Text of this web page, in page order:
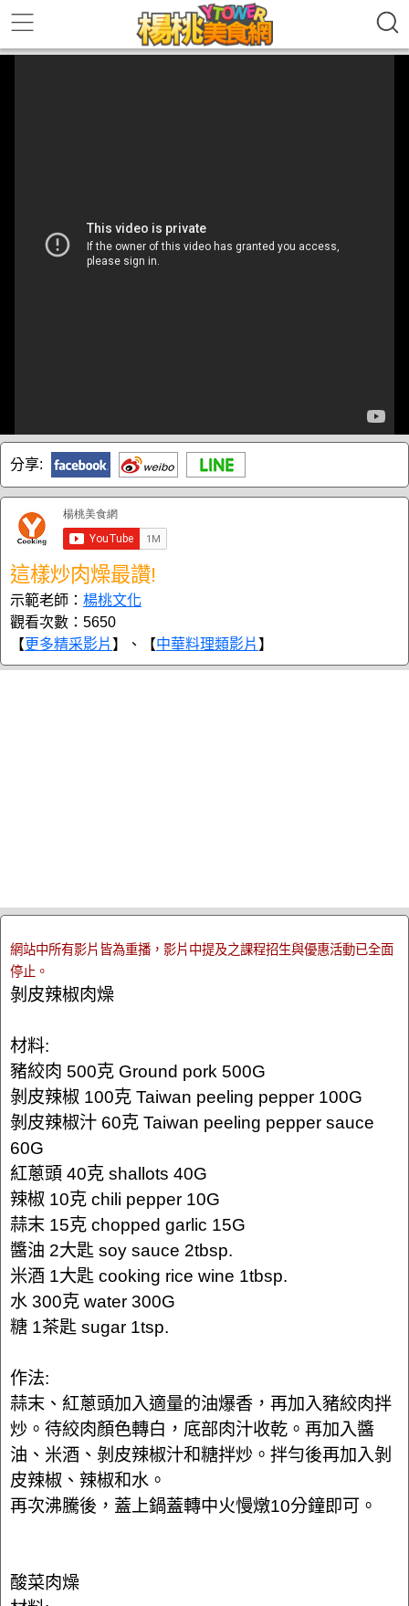
分享:
這樣炒肉燥最讚!
示範老師： 楊桃文化
觀看次數：5650
【更多精采影片 】、【中華料理類影片 】
網站中所有影片皆為重播，影片中提及之課程招生與優惠活動已全面
停止。
剝皮辣椒肉燥
材料:
豬絞肉 500克 Ground pork 500G
剝皮辣椒 100克 Taiwan peeling pepper 100G
剝皮辣椒汁 60克 Taiwan peeling pepper sauce
60G
紅蔥頭 40克 shallots 40G
辣椒 10克 chili pepper 10G
蒜末 15克 chopped garlic 15G
醬油 2大匙 soy sauce 2tbsp.
米酒 1大匙 cooking rice wine 1tbsp.
水 300克 water 300G
糖 1茶匙 sugar 1tsp.
作法:
蒜末、紅蔥頭加入適量的油爆香，再加入豬絞肉拌
炒。待絞肉顏色轉白，底部肉汁收乾。再加入醬
油、米酒、剝皮辣椒汁和糖拌炒。拌勻後再加入剝
皮辣椒、辣椒和水。
再次沸騰後，蓋上鍋蓋轉中火慢燉10分鐘即可。
酸菜肉燥